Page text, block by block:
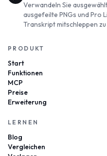
Verwandeln Sie
ausgefeilte PNGs und Pro
Transkript mitschleppen zu
PRODUKT
Start
Funktionen
MCP
Preise
Erweiterung
LERNEN
Blog
Vergleichen